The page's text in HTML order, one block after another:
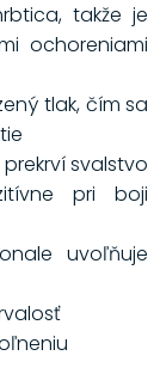
takže je
ochoreniami
tlak, čím sa
svalstvo
pri boji
uvoľňuje